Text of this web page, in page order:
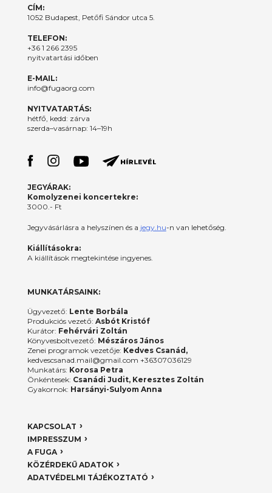
CÍM:
1052 Budapest, Petőfi Sándor utca 5.
TELEFON:
+36 1 266 2395
nyitvatartási időben
E-MAIL:
info@fugaorg.com
NYITVATARTÁS:
hétfő, kedd: zárva
szerda–vasárnap: 14–19h
JEGYÁRAK:
Komolyzenei koncertekre:
3000.- Ft
Jegyvásárlásra a helyszínen és a jegy.hu-n van lehetőség.
Kiállításokra:
A kiállítások megtekintése ingyenes.
MUNKATÁRSAINK:
Ügyvezető: Lente Borbála
Produkciós vezető: Asbót Kristóf
Kurátor: Fehérvári Zoltán
Könyvesboltvezető: Mészáros János
Zenei programok vezetője: Kedves Csanád,
kedvescsanad.mail@gmail.com +36307036129
Munkatárs: Korosa Petra
Önkéntesek: Csanádi Judit, Keresztes Zoltán
Gyakornok: Harsányi-Sulyom Anna
KAPCSOLAT
IMPRESSZUM
A FUGA
KÖZÉRDEKŰ ADATOK
ADATVÉDELMI TÁJÉKOZTATÓ